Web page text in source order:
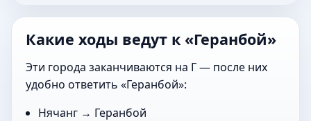
Какие ходы ведут к «Геранбой»
Эти города заканчиваются на Г — после них
удобно ответить «Геранбой»:
Нячанг → Геранбой